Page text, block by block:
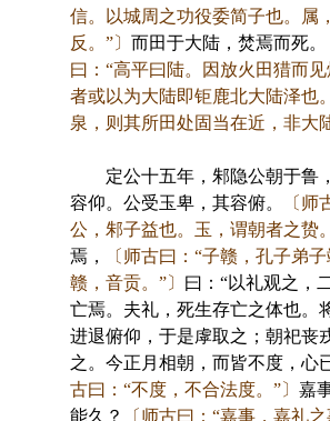
信。以城周之功役委简子也。属
反。”〕 而田于大陆，焚焉而死。
曰：“高平曰陆。因放火田猎而
者或以为大陆即钜鹿北大陆泽也
泉，则其所田处固当在近，非大
定公十五年，邾隐公朝于鲁
容仰。公受玉卑，其容俯。
〔师
公，邾子益也。玉，谓朝者之贽。
焉，
〔师古曰：“子赣，孔子弟子
赣，音贡。”〕 曰：“以礼观之，
亡焉。夫礼，死生存亡之体也。
进退俯仰，于是虖取之；朝祀丧
之。今正月相朝，而皆不度，心
古曰：“不度，不合法度。”〕 嘉
能久？
〔师古曰：“嘉事，嘉礼